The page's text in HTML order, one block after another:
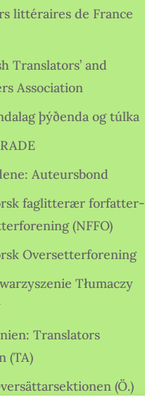
littéraires de France
Translators’ and
Association
þýðenda og túlka
Auteursbond
faglitterær forfatter-
(NFFO)
Oversetterforening
Tłumaczy
Translators
(TA)
(Ö.)